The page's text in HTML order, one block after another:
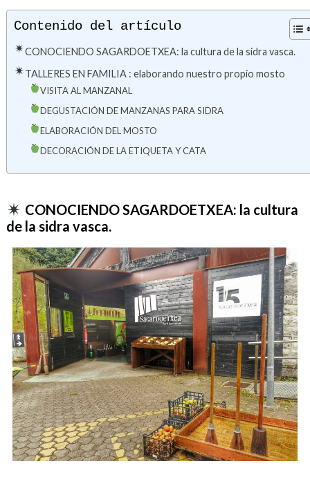
Contenido del artículo
CONOCIENDO SAGARDOETXEA: la cultura de la sidra vasca.
TALLERES EN FAMILIA : elaborando nuestro propio mosto
VISITA AL MANZANAL
DEGUSTACIÓN DE MANZANAS PARA SIDRA
ELABORACIÓN DEL MOSTO
DECORACIÓN DE LA ETIQUETA Y CATA
CONOCIENDO SAGARDOETXEA: la cultura
de la sidra vasca.